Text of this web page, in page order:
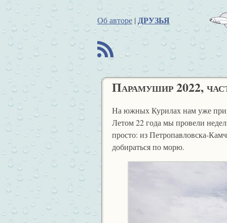
Об авторе | ДРУЗЬЯ
B
Парамушир 2022,
На южных Курилах нам уже
Летом 22 года мы провели
просто: из Петропавловска-
добираться по морю.